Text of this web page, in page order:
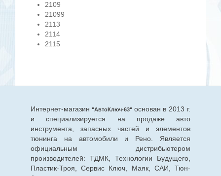
2109
21099
2113
2114
2115
Интернет-магазин "АвтоКлюч-63" основан в 2013 г.
и специализируется на продаже авто
инструмента, запасных частей и элементов
тюнинга на автомобили и Рено. Является
официальным дистрибьютером
производителей: ТДМК, Технологии Будущего,
Пластик-Троя, Сервис Ключ, Маяк, САИ, Тюн-